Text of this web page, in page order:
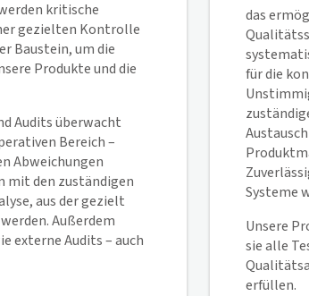
kritische
gezielten Kontrolle
Baustein, um die
Produkte und die
Audits überwacht
Bereich –
Abweichungen
den zuständigen
aus der gezielt
Außerdem
externe Audits – auch
das
für die
Systeme
Unsere
sie alle
erfüllen.